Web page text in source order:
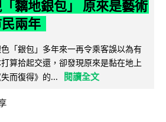
黐地銀包」 原來是藝術
兩年
「銀包」多年來一再令乘客誤以為有
算拾起交還，卻發現原來是黏在地上
而復得》的...
閱讀全文